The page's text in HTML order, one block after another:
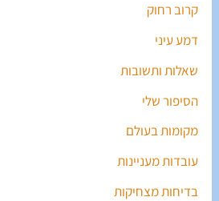
קרוב רחוק
דמע עיני
שאלות ותשובות
הסיפור שלי
מקומות בעולם
עובדות מעניינות
בדיחות מצחיקות